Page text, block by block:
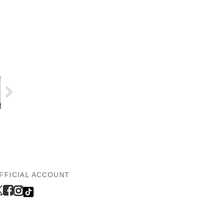
ACCOUNT